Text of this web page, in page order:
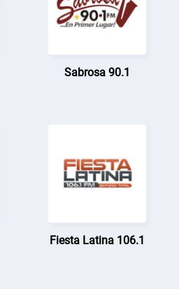
Sabrosa 90.1
Fiesta Latina 106.1